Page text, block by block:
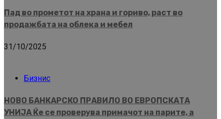
Пад во прометот на храна и гориво, раст во
продажбата на облека и мебел
31/10/2025
Бизнис
НОВО БАНКАРСКО ПРАВИЛО ВО ЕВРОПСКАТА
УНИЈА Ќе се проверува примачот на парите, а